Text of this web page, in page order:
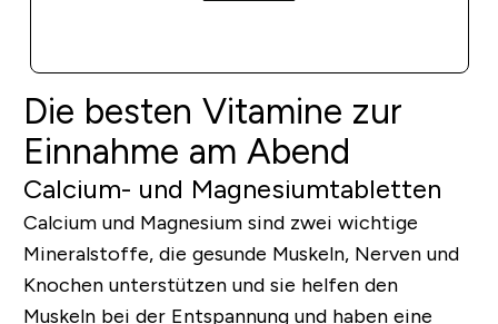
Die besten Vitamine zur
Einnahme am Abend
Calcium- und Magnesiumtabletten
Calcium und Magnesium sind zwei wichtige
Mineralstoffe, die gesunde Muskeln, Nerven und
Knochen unterstützen und sie helfen den
Muskeln bei der Entspannung und haben eine